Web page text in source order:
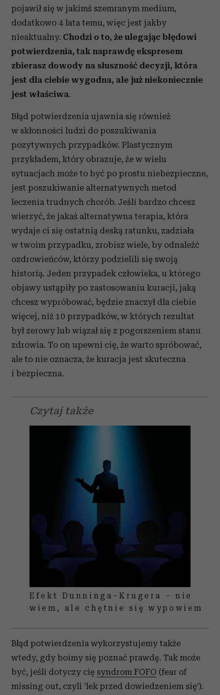
pojawił się w jakimś szemranym medium,
dodatkowo 4 lata temu, więc jest jakby
nieaktualny. Chodzi o to, że ulegając błędowi
potwierdzenia, tak naprawdę ekspresem
zbierasz dowody na słuszność decyzji, która
jest dla ciebie wygodna, ale już niekoniecznie
jest właściwa.
Błąd potwierdzenia ujawnia się również
w skłonności ludzi do poszukiwania
pozytywnych przypadków. Plastycznym
przykładem, który obrazuje, że w wielu
sytuacjach może to być po prostu niebezpieczne,
jest poszukiwanie alternatywnych metod
leczenia trudnych chorób. Jeśli bardzo chcesz
wierzyć, że jakaś alternatywna terapia, która
wydaje ci się ostatnią deską ratunku, zadziała
w twoim przypadku, zrobisz wiele, by odnaleźć
ozdrowieńców, którzy podzielili się swoją
historią. Jeden przypadek człowieka, u którego
objawy ustąpiły po zastosowaniu kuracji, jaką
chcesz wypróbować, będzie znaczył dla ciebie
więcej, niż 10 przypadków, w których rezultat
był zerowy lub wiązał się z pogorszeniem stanu
zdrowia. To on upewni cię, że warto spróbować,
ale to nie oznacza, że kuracja jest skuteczna
i bezpieczna.
Czytaj także
Efekt Dunninga–Krugera – nie
wiem, ale chętnie się wypowiem
Błąd potwierdzenia wykorzystujemy także
wtedy, gdy boimy się poznać prawdę. Tak może
być, jeśli dotyczy cię syndrom FOFO (fear of
missing out, czyli ‘lek przed dowiedzeniem się’).